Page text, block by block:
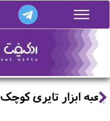
جعبه ابزار تایری کوچک 20 تکه قطر 13 سانت